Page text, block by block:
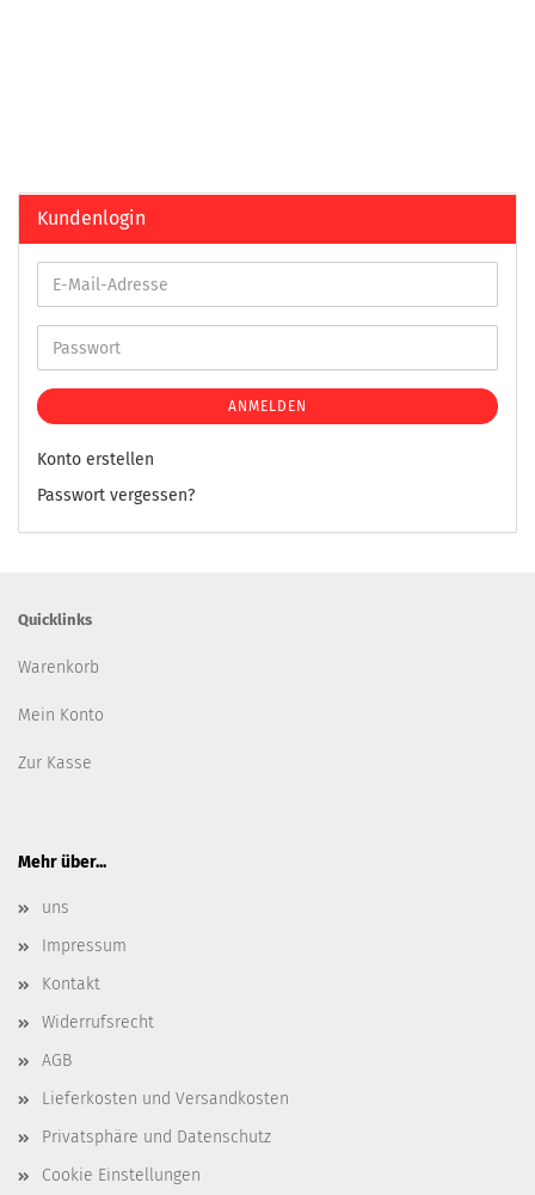
Kundenlogin
ANMELDEN
Konto erstellen
Passwort vergessen?
Quicklinks
Warenkorb
Mein Konto
Zur Kasse
Mehr über...
uns
Impressum
Kontakt
Widerrufsrecht
AGB
Lieferkosten und Versandkosten
Privatsphäre und Datenschutz
Cookie Einstellungen